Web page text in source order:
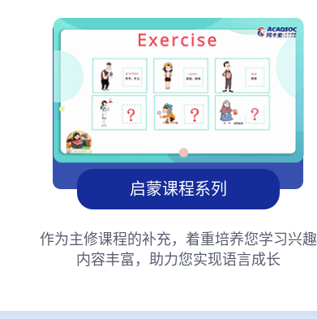
启蒙课程系列
作为主修课程的补充，着重培养您学习兴趣
内容丰富，助力您实现语言成长